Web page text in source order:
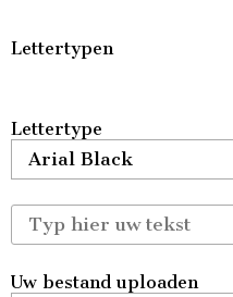
Lettertypen
Lettertype
Uw bestand uploaden